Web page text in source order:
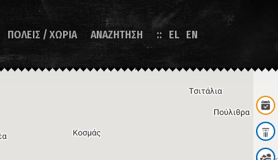
ΠΟΛΕΙΣ / ΧΩΡΙΑ ΑΝΑΖΗΤΗΣΗ EL EN